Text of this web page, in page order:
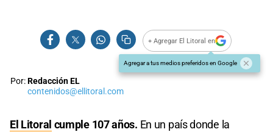
+ Agregar El Litoral en
Agregar a tus medios preferidos en Google
Por:Redacción EL
contenidos@ellitoral.com
El Litoral cumple 107 años. En un país donde la